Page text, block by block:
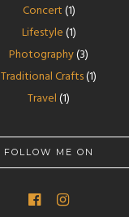
Concert(1)
Lifestyle(1)
Photography(3)
Traditional Crafts(1)
Travel(1)
FOLLOW ME ON